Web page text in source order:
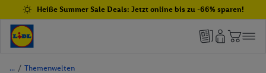
Heiße Summer Sale Deals: Jetzt online bis zu -66% sparen!
/ Themenwelten